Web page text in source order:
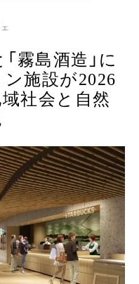
霧島酒造」に
施設が2026
社会と自然